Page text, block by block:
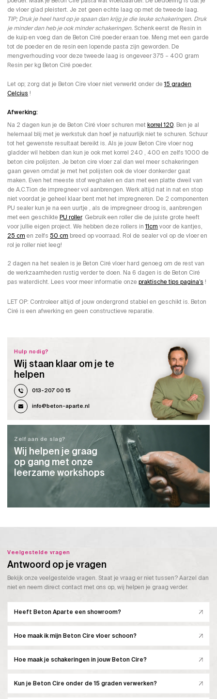
de vloer glad pleistert. Je zet geen echte laag op met de tweede laag.
TIP; Druk je heel hard op je spaan dan krijg je die leuke schakeringen. Druk
je minder dan heb je ook minder schakeringen.Schenk eerst de Resin in
de kuip en voeg dan de Beton Ciré poeder eraan toe. Meng met een garde
tot de poeder en de resin een lopende pasta zijn geworden. De
mengverhouding voor deze tweede laag is ongeveer 375 – 400 gram
Resin per kg Beton Ciré poeder.
Let op; zorg dat je Beton Cire vloer niet verwerkt onder de15 graden
Celcius !
Afwerking:
Na 2 dagen kun je de Beton Ciré vloer schuren metkorrel 120. Ben je al
helemaal blij met je werkstuk dan hoef je natuurlijk niet te schuren. Schuur
tot het gewenste resultaat bereikt is. Als je jouw Beton Cire vloer nog
gladder wil hebben dan kun je ook met korrel 240 , 400 en zelfs 1000 de
beton cire polijsten. Je beton cire vloer zal dan wel meer schakeringen
gaan geven omdat je met het polijsten ook de vloer donkerder gaat
maken. Even het meeste stof weghalen en dan met een platte dweil van
de A.C.Tion de impregneer vol aanbrengen. Werk altijd nat in nat en stop
niet voordat je geheel klaar bent met het impregneren. De 2 componenten
PU sealer kun je na een uurtje , als de impregneer droog is, aanbrengen
met een geschikte PU roller. Gebruik een roller die de juiste grote heeft
voor jullie eigen project. We hebben deze rollers in11cm voor de kantjes,
25 cm en zelfs 50 cm breed op voorraad. Rol de sealer vol op de vloer en
rol je roller niet leeg!
2 dagen na het sealen is je Beton Ciré vloer hard genoeg om de rest van
de werkzaamheden rustig verder te doen. Na 6 dagen is de Beton Ciré
pas waterdicht. Lees voor meer informatie onze praktische tips pagina’s !
LET OP: Controleer altijd of jouw ondergrond stabiel en geschikt is. Beton
Ciré is een afwerking en geen constructieve reparatie.
Hulp nodig?
Wij staan klaar om je te
helpen
013-207 00 15
info@beton-aparte.nl
Zelf aan de slag?
Wij helpen je graag
op gang met onze
leerzame workshops
Veelgestelde vragen
Antwoord op je vragen
Bekijk onze veelgestelde vragen. Staat je vraag er niet tussen? Aarzel dan
niet en neem direct contact met ons op, wij helpen je graag verder.
Heeft Beton Aparte een showroom?
Hoe maak ik mijn Beton Cire vloer schoon?
Hoe maak je schakeringen in jouw Beton Cire?
Kun je Beton Cire onder de 15 graden verwerken?